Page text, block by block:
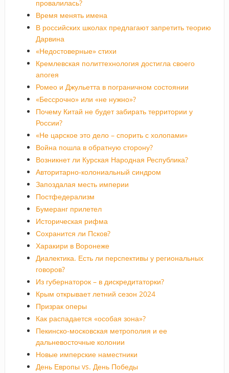
провалилась?
Время менять имена
В российских школах предлагают запретить теорию
Дарвина
«Недостоверные» стихи
Кремлевская политтехнология достигла своего
апогея
Ромео и Джульетта в пограничном состоянии
«Бессрочно» или «не нужно»?
Почему Китай не будет забирать территории у
России?
«Не царское это дело – спорить с холопами»
Война пошла в обратную сторону?
Возникнет ли Курская Народная Республика?
Авторитарно-колониальный синдром
Запоздалая месть империи
Постфедерализм
Бумеранг прилетел
Историческая рифма
Сохранится ли Псков?
Харакири в Воронеже
Диалектика. Есть ли перспективы у региональных
говоров?
Из губернаторок – в дискредитаторки?
Крым открывает летний сезон 2024
Призрак оперы
Как распадается «особая зона»?
Пекинско-московская метрополия и ее
дальневосточные колонии
Новые имперские наместники
День Европы vs. День Победы